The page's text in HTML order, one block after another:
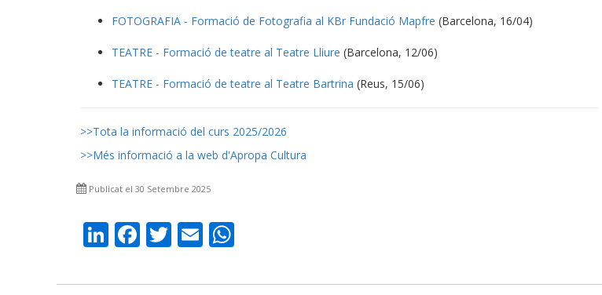
FOTOGRAFIA - Formació de Fotografia al KBr Fundació Mapfre (Barcelona, 16/04)
TEATRE - Formació de teatre al Teatre Lliure (Barcelona, 12/06)
TEATRE - Formació de teatre al Teatre Bartrina (Reus, 15/06)
>>Tota la informació del curs 2025/2026
>>Més informació a la web d'Apropa Cultura
Publicat el 30 Setembre 2025
LinkedIn
Facebook
Twitter
Email